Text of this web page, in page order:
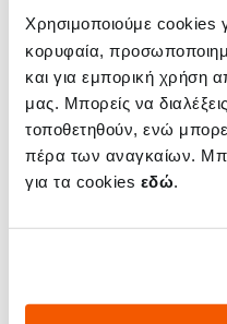
Χρησιμοποιούμε cookies
κορυφαία,
και για εμπορική χρήση
μας. Μπορείς να
τοποθετηθούν, ενώ
πέρα των αναγκαίων.
για τα cookies εδώ.
Πορεία Επισκευής
Έλα σε Κατάστημα